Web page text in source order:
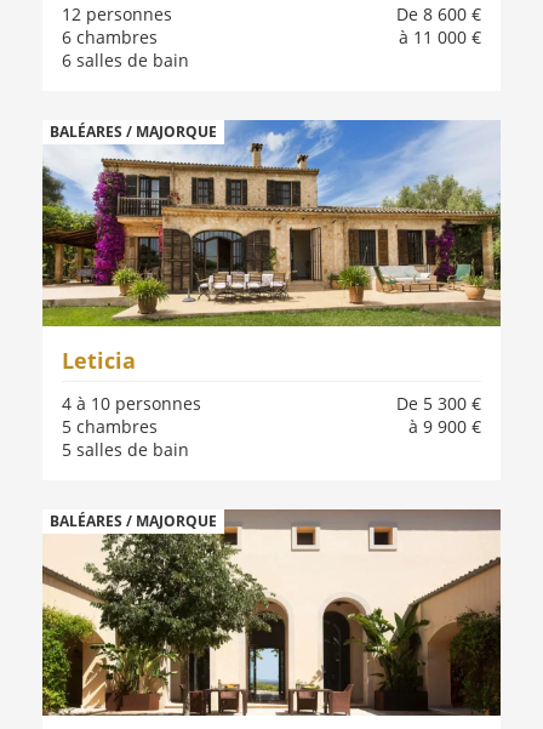
De 8 600 €
à 11 000 €
12 personnes
6 chambres
6 salles de bain
BALÉARES / MAJORQUE
Leticia
De 5 300 €
à 9 900 €
4 à 10 personnes
5 chambres
5 salles de bain
BALÉARES / MAJORQUE